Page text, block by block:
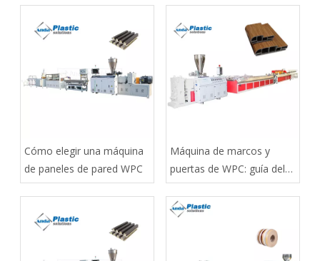
Cómo elegir una máquina
de paneles de pared WPC
Máquina de marcos y
puertas de WPC: guía del
comprador